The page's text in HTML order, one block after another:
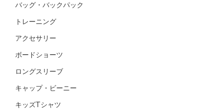
バッグ・バックパック
トレーニング
アクセサリー
ボードショーツ
ロングスリーブ
キャップ・ビーニー
キッズTシャツ